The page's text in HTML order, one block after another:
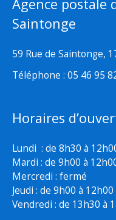
Agence postale
Saintonge
59 Rue de Saintonge,
Téléphone : 05 46 95
Horaires
Lundi : de 8h30 à
Mardi : de 9h00 à
Mercredi : fermé
Jeudi : de 9h00 à
Vendredi : de 13h30 à